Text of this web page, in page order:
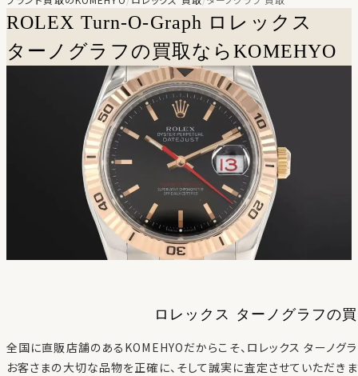
ROLEX Turn-O-Graph ロレックス
ターノグラフの買取ならKOMEHYO
ロレックス ターノグラフの
全国に直販店舗のあるKOMEHYOだからこそ、 ロレックス ターノグ
お客さまの大切な品物を正確に、そして誠実に査定させていただきま